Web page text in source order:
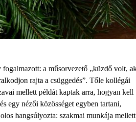
fogalmazott: a műsorvezető „küzdő volt,
rajta a csüggedés”. Tőle kollégái
mellett példát kaptak arra, hogyan kell
egy nézői közösséget egyben tartani,
hangsúlyozta: szakmai munkája mellett